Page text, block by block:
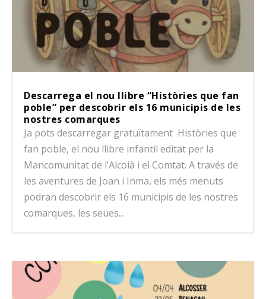
Descarrega el nou llibre “Històries que fan
poble” per descobrir els 16 municipis de les
nostres comarques
Ja pots descarregar gratuïtament Històries que
fan poble, el nou llibre infantil editat per la
Mancomunitat de l’Alcoià i el Comtat. A través de
les aventures de Joan i Inma, els més menuts
podran descobrir els 16 municipis de les nostres
comarques, les seues...